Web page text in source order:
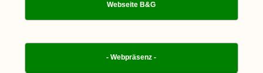
Webseite B&G
- Webpräsenz -